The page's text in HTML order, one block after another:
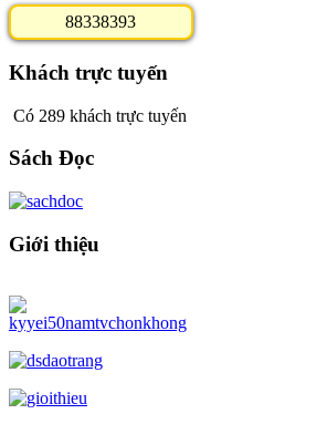
88338393
Khách trực tuyến
Có 289 khách trực tuyến
Sách Đọc
Giới thiệu